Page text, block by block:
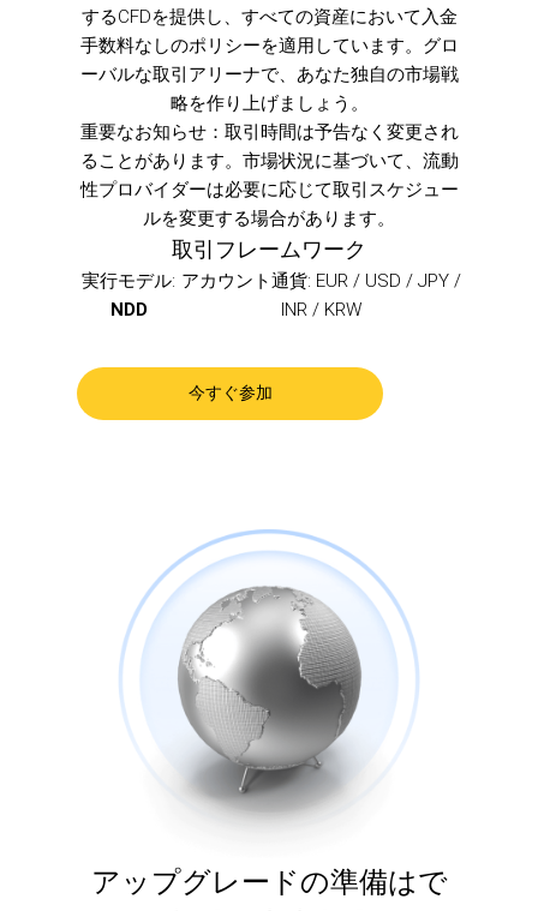
するCFDを提供し、すべての資産において入金
手数料なしのポリシーを適用しています。グロ
ーバルな取引アリーナで、あなた独自の市場戦
略を作り上げましょう。
重要なお知らせ：取引時間は予告なく変更され
ることがあります。市場状況に基づいて、流動
性プロバイダーは必要に応じて取引スケジュー
ルを変更する場合があります。
取引フレームワーク
実行モデル:
NDD
アカウント通貨: EUR / USD / JPY /
INR / KRW
今すぐ参加
アップグレードの準備はで